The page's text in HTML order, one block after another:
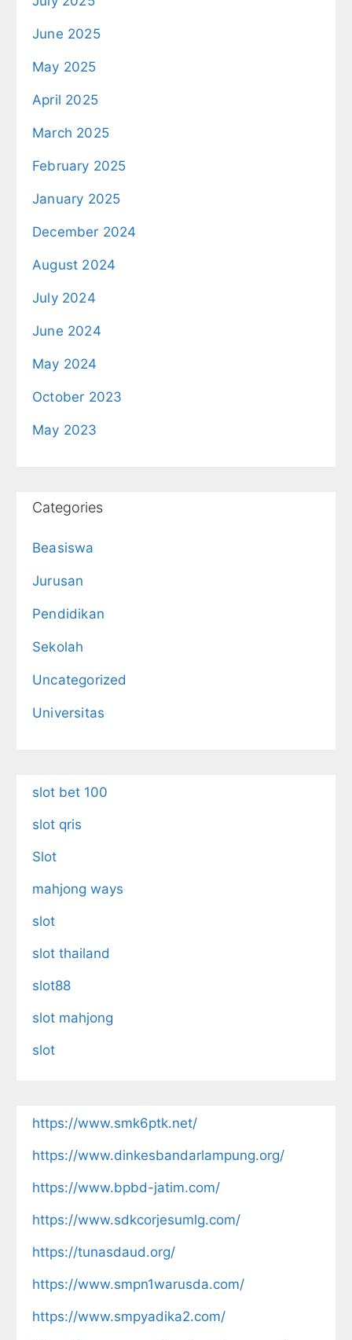
June 2025
May 2025
April 2025
March 2025
February 2025
January 2025
December 2024
August 2024
July 2024
June 2024
May 2024
October 2023
May 2023
Categories
Beasiswa
Jurusan
Pendidikan
Sekolah
Uncategorized
Universitas
slot bet 100
slot qris
Slot
mahjong ways
slot
slot thailand
slot88
slot mahjong
slot
https://www.smk6ptk.net/
https://www.dinkesbandarlampung.org/
https://www.bpbd-jatim.com/
https://www.sdkcorjesumlg.com/
https://tunasdaud.org/
https://www.smpn1warusda.com/
https://www.smpyadika2.com/